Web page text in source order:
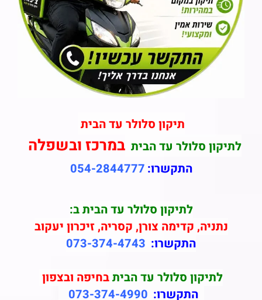
תיקון סלולר עד הבית
לתיקון סלולר עד הביתבמרכז ובשפלה
התקשרו: 054-2844777
לתיקון סלולר עד הבית ב:
נתניה, קדימה צורן, קסריה, זיכרון יעקוב
התקשרו: 073-374-4743
לתיקון סלולר עד הביתבחיפה ובצפון
התקשרו: 073-374-4990